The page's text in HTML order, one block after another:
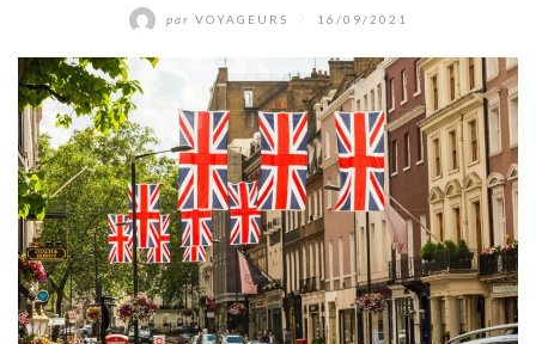
par VOYAGEURS 16/09/2021
VOYAGER